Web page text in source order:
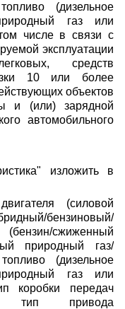
(дизельное
газ или
числе в связи с
эксплуатации
средств
10 или более
объектов
и (или) зарядной
автомобильного
изложить в
(силовой
бензиновый/
сжиженный
природный газ/
(дизельное
газ или
коробки передач
тип привода